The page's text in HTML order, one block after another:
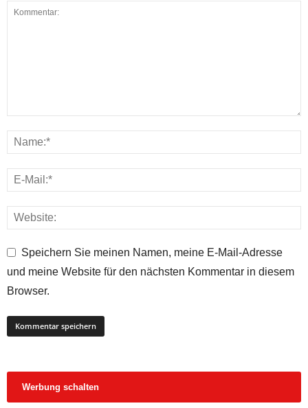
Speichern Sie meinen Namen, meine E-Mail-Adresse
und meine Website für den nächsten Kommentar in diesem
Browser.
Werbung schalten